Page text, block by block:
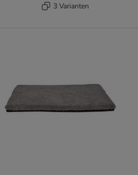
3 Varianten